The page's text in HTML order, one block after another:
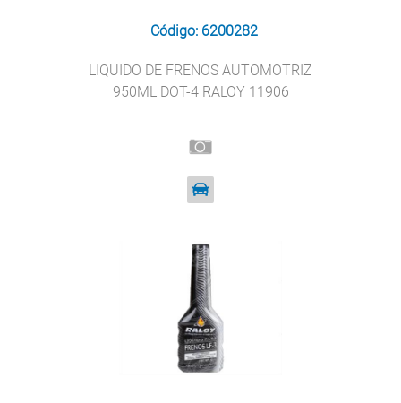
Código: 6200282
LIQUIDO DE FRENOS AUTOMOTRIZ
950ML DOT-4 RALOY 11906